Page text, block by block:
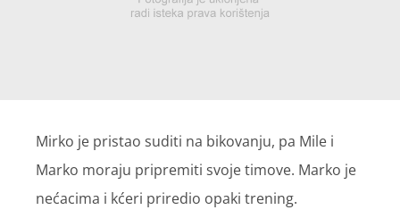
Mirko je pristao suditi na bikovanju, pa Mile i
Marko moraju pripremiti svoje timove. Marko je
nećacima i kćeri priredio opaki trening.